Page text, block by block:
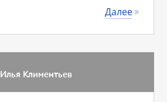
Далее
Илья Климентьев